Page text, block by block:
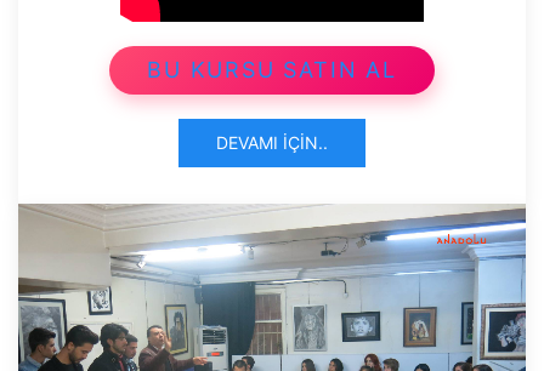
BU KURSU SATIN AL
DEVAMI İÇIN..